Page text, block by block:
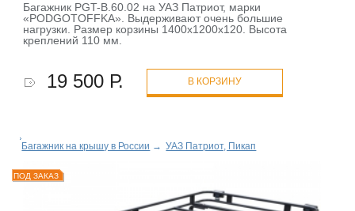
Багажник PGT-B.60.02 на УАЗ Патриот, марки
«PODGOTOFFKA». Выдерживают очень большие
нагрузки. Размер корзины 1400х1200х120. Высота
креплений 110 мм.
19 500 Р. В КОРЗИНУ
Багажник на крышу в России → УАЗ Патриот, Пикап
ПОД ЗАКАЗ